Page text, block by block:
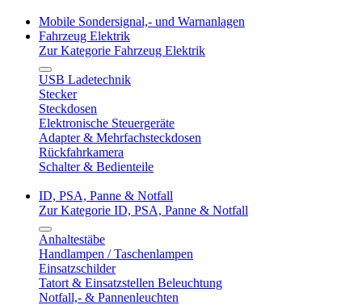
Mobile Sondersignal,- und Warnanlagen
Fahrzeug Elektrik
Zur Kategorie Fahrzeug Elektrik
USB Ladetechnik
Stecker
Steckdosen
Elektronische Steuergeräte
Adapter & Mehrfachsteckdosen
Rückfahrkamera
Schalter & Bedienteile
ID, PSA, Panne & Notfall
Zur Kategorie ID, PSA, Panne & Notfall
Anhaltestäbe
Handlampen / Taschenlampen
Einsatzschilder
Tatort & Einsatzstellen Beleuchtung
Notfall,- & Pannenleuchten